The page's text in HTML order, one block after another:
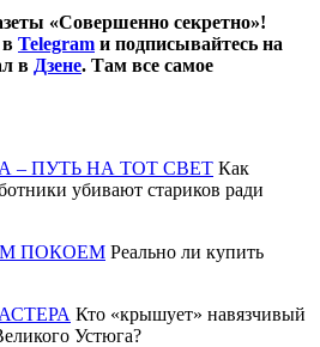
«Совершенно секретно»!
Telegram и подписывайтесь на
в Дзене. Там все самое
– ПУТЬ НА ТОТ СВЕТ Как
убивают стариков ради
ПОКОЕМ Реально ли купить
Кто «крышует» навязчивый
Устюга?